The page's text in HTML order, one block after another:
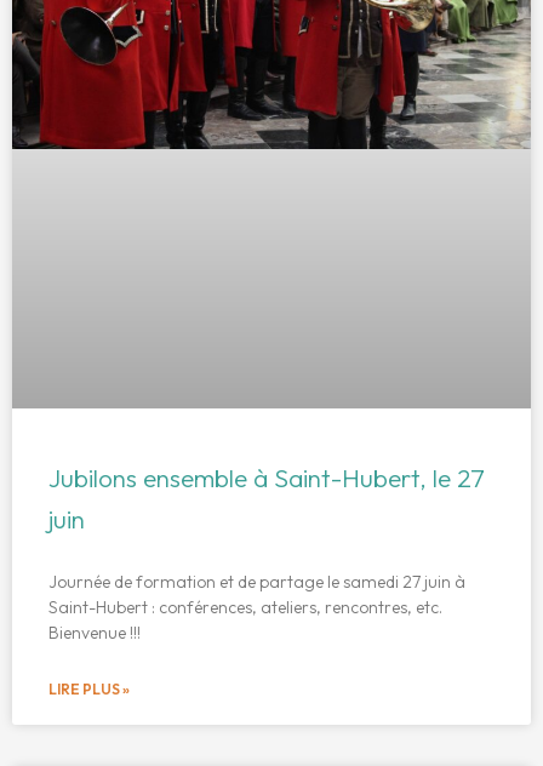
Jubilons ensemble à Saint-Hubert, le 27
juin
Journée de formation et de partage le samedi 27 juin à
Saint-Hubert : conférences, ateliers, rencontres, etc.
Bienvenue !!!
LIRE PLUS »